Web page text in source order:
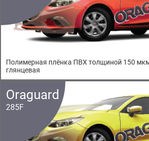
Полимерная плёнка ПВХ толщиной 150
глянцевая
Oraguard
285F